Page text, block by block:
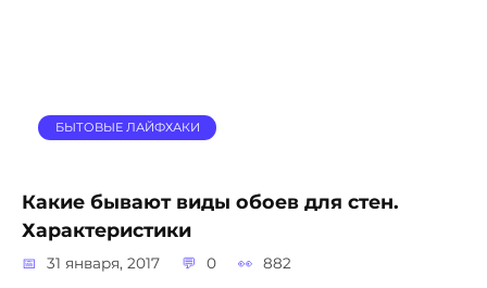
БЫТОВЫЕ ЛАЙФХАКИ
Какие бывают виды обоев для стен.
Характеристики
31 января, 2017 0 882